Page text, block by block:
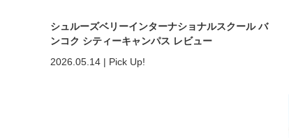
シュルーズベリーインターナショナルスクール バ
ンコク シティーキャンパス レビュー
2026.05.14 | Pick Up!